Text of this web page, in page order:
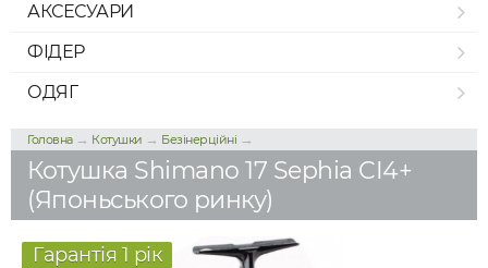
АКСЕСУАРИ
ФІДЕР
ОДЯГ
Головна→ Котушки → Безінерційні →
Котушка Shimano 17 Sephia CI4+
(Японьського ринку)
Гарантія 1 рік